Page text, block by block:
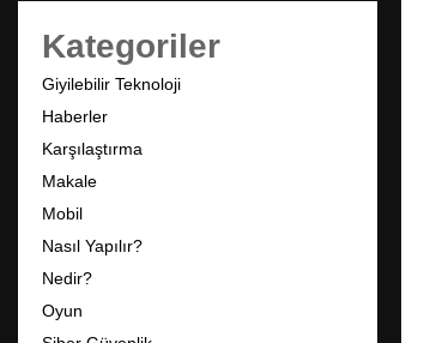
Kategoriler
Giyilebilir Teknoloji
Haberler
Karşılaştırma
Makale
Mobil
Nasıl Yapılır?
Nedir?
Oyun